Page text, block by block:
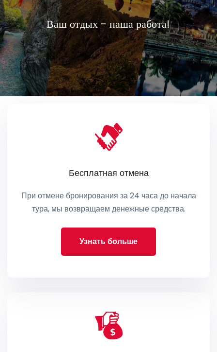
Ваш отдых - наша работа!
Бесплатная отмена
При отмене бронирования за 24 часа до начала
тура, мы возвращаем денежные средства.
Узнать больше